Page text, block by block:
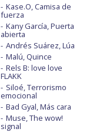
Kase.O, Camisa de
fuerza
Kany García, Puerta
abierta
Andrés Suárez, Lúa
Malú, Quince
Rels B: love love
FLAKK
Siloé, Terrorismo
emocional
Bad Gyal, Más cara
Muse, The wow!
signal